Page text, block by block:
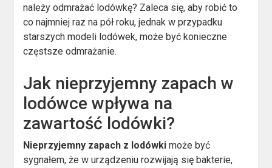
należy odmrażać lodówkę? Zaleca się, aby robić to
co najmniej raz na pół roku, jednak w przypadku
starszych modeli lodówek, może być konieczne
częstsze odmrażanie.
Jak nieprzyjemny zapach w
lodówce wpływa na
zawartość lodówki?
Nieprzyjemny zapach z lodówki może być
sygnałem, że w urządzeniu rozwijają się bakterie,